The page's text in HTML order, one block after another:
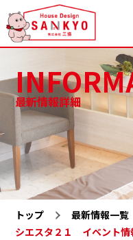
香
の
新
築
注
住
宅
な
ハ
三協のこだわり
ブログ
お客様の声
施工お気に入り
LaxsⅡ
最新情報詳細
トップ 最新情報一覧
シエスタ２１ イベント情